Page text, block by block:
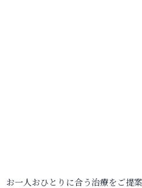
お一人おひとりに合う治療をご提案